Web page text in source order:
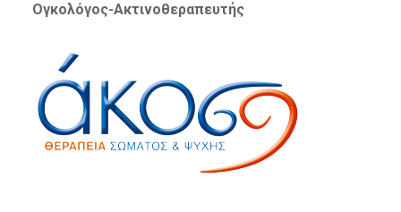
Ογκολόγος-Ακτινοθεραπευτής